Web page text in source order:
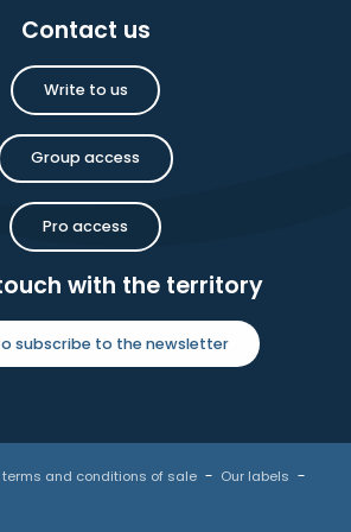
Contact us
Write to us
Group access
Pro access
with the territory
subscribe to the newsletter
terms and conditions of sale
Our labels